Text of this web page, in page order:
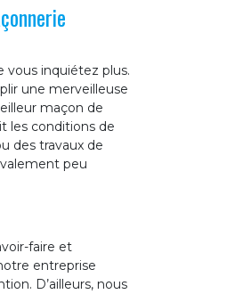
vous inquiétez plus.
une merveilleuse
maçon de
les conditions de
des travaux de
peu
faire et
entreprise
D’ailleurs, nous